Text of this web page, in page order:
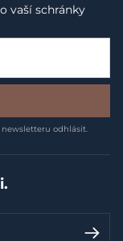
vaší schránky
odhlásit.